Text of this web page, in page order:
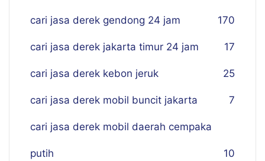
cari jasa derek gendong 24 jam 170
cari jasa derek jakarta timur 24 jam 17
cari jasa derek kebon jeruk 25
cari jasa derek mobil buncit jakarta 7
cari jasa derek mobil daerah cempaka
putih 10